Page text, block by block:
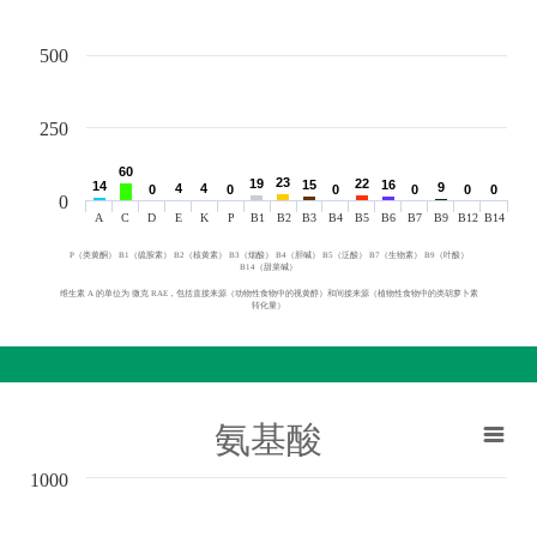
14
14
60
60
0
0 4
4 4
4 0
0 19
19 23
23 15
15 0
0 22
22 16
16 0
0 9
9 0
0 0
0
A C D E K P B1 B2 B3 B4 B5 B6 B7 B9 B12 B14
0
250
500
P（类黄酮） B1（硫胺素） B2（核黄素） B3（烟酸） B4（胆碱） B5（泛酸） B7（生物素） B9（叶酸）
B14（甜菜碱）
维生素 A 的单位为 微克 RAE，包括直接来源（动物性食物中的视黄醇）和间接来源（植物性食物中的类胡萝卜素
转化量）
氨基酸
1000